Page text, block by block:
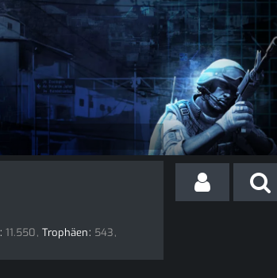
11.550 Trophäen 543